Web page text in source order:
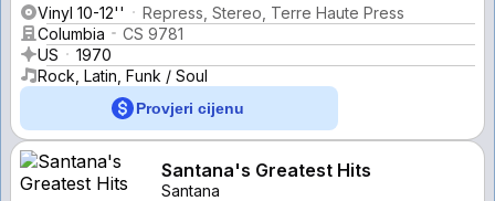
Vinyl 10-12''
Repress, Stereo, Terre Haute Press
Columbia
CS 9781
US
1970
Rock, Latin, Funk / Soul
Provjeri cijenu
Santana's Greatest Hits
Santana